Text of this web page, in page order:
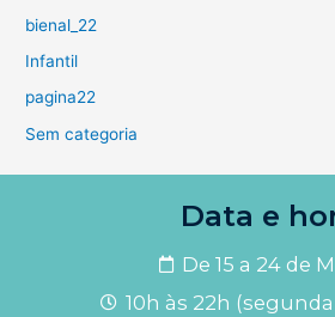
bienal_22
Infantil
pagina22
Sem categoria
Data e
De 15 a 24 de
10h às 22h